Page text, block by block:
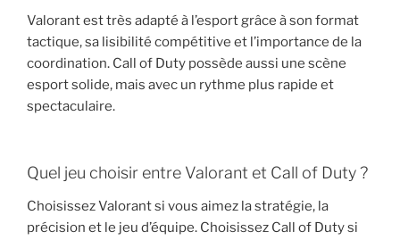
Valorant est très adapté à l’esport grâce à son format
tactique, sa lisibilité compétitive et l’importance de la
coordination. Call of Duty possède aussi une scène
esport solide, mais avec un rythme plus rapide et
spectaculaire.
Quel jeu choisir entre Valorant et Call of Duty ?
Choisissez Valorant si vous aimez la stratégie, la
précision et le jeu d’équipe. Choisissez Call of Duty si